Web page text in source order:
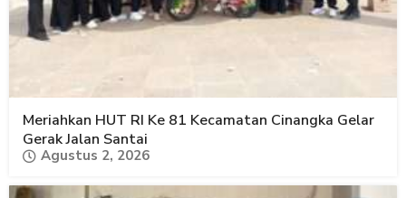
Meriahkan HUT RI Ke 81 Kecamatan Cinangka Gelar
Gerak Jalan Santai
Agustus 2, 2026